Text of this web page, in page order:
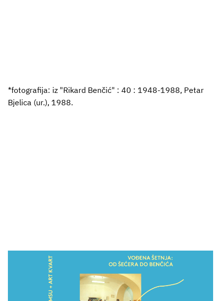
*fotografija: iz "Rikard Benčić" : 40 : 1948-1988, Petar
Bjelica (ur.), 1988.